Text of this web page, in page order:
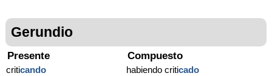
Gerundio
Presente
criticando
Compuesto
habiendo criticado